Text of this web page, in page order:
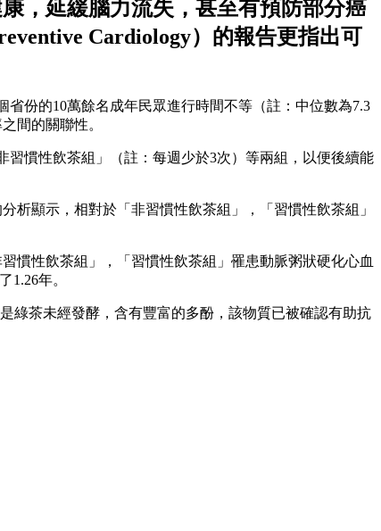
，延緩腦力流失，甚至有預防部分癌
Cardiology）的報告更指出可
份的10萬餘名成年民眾進行時間不等（註：中位數為7.3
間的關聯性。
慣性飲茶組」（註：每週少於3次）等兩組，以便後續能
析顯示，相對於「非習慣性飲茶組」，「習慣性飲茶組」
慣性飲茶組」，「習慣性飲茶組」罹患動脈粥狀硬化心血
1.26年。
綠茶未經發酵，含有豐富的多酚，該物質已被確認有助抗